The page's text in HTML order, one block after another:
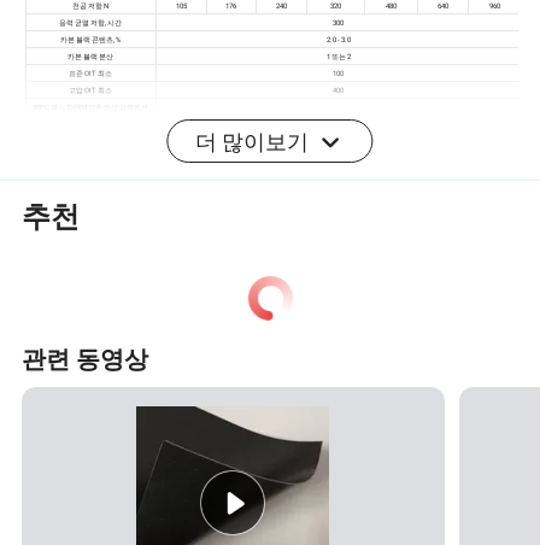
응용 프로그램
HDPE 막 구성 애플리케이션
폐기물이 묻어난 밭이나 폐수, 폐수장, 강변, 호수 댐, 광산
등에 누수를 폐기하지 않도록 합니다
영주, 구주, 터널, 액체 보관
지하철, 지하, 터널, 홀 내 누출 방지
더 많이보기
추천
관련 동영상